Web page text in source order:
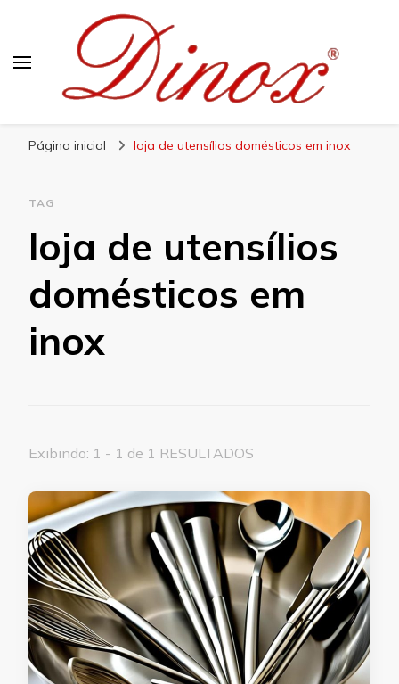
Página inicial loja de utensílios domésticos em inox
TAG
loja de utensílios
domésticos em
inox
Exibindo: 1 - 1 de 1 RESULTADOS